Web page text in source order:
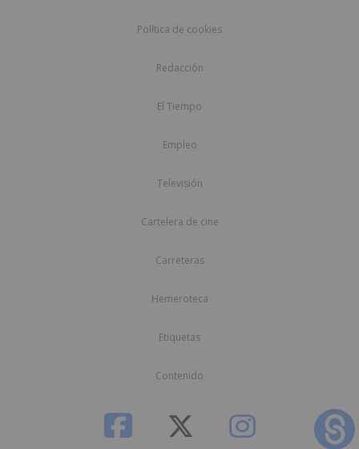
Política de cookies
Redacción
El Tiempo
Empleo
Televisión
Cartelera de cine
Carreteras
Hemeroteca
Etiquetas
Contenido